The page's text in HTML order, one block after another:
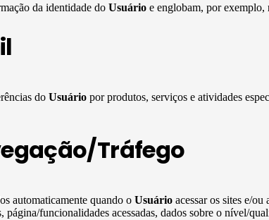
da identidade do Usuário e englobam, por exemplo,
do Usuário por produtos, serviços e atividades
Tráfego
automaticamente quando o Usuário acessar os sites e/
funcionalidades acessadas, dados sobre o nível/